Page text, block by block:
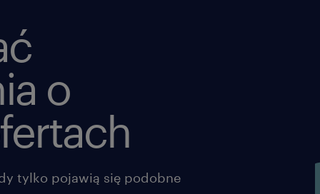
Prywatnej opieki medycznej
Dofinansowania do zajęć
Smacznych benefitów:
Dodatkowych oszczędności:
o
tylko pojawią się podobne